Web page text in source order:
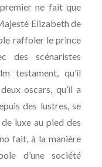
ne fait que
Elizabeth de
raffoler le prince
des scénaristes
testament, qu’il
oscars, qu’il a
des lustres, se
luxe au pied des
fait, à la manière
d’une ­société